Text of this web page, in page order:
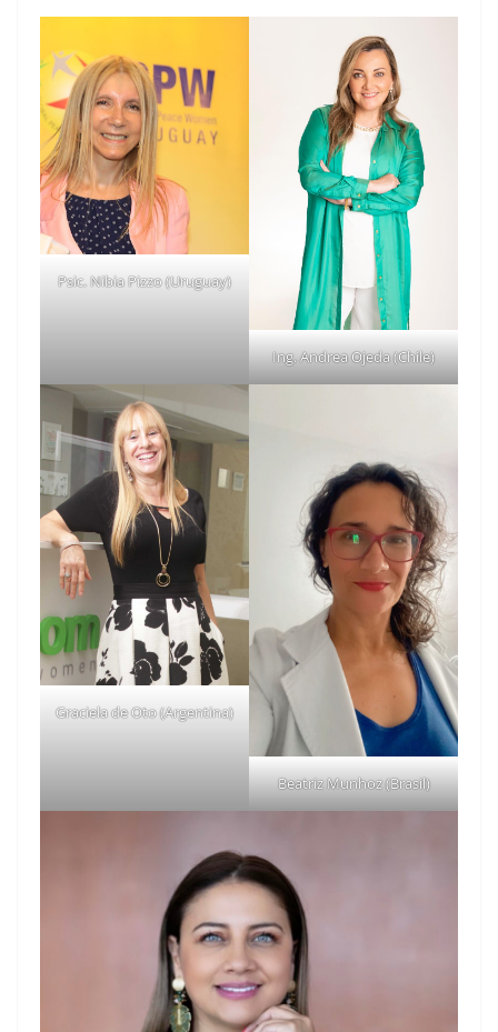
Psic. Nibia Pizzo (Uruguay)
Ing. Andrea Ojeda (Chile)
Graciela de Oto (Argentina)
Beatriz Munhoz (Brasil)